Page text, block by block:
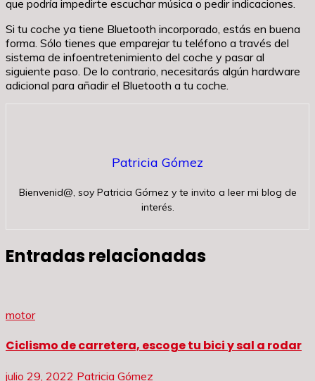
que podría impedirte escuchar música o pedir indicaciones.
Si tu coche ya tiene Bluetooth incorporado, estás en buena
forma. Sólo tienes que emparejar tu teléfono a través del
sistema de infoentretenimiento del coche y pasar al
siguiente paso. De lo contrario, necesitarás algún hardware
adicional para añadir el Bluetooth a tu coche.
Patricia Gómez
Bienvenid@, soy Patricia Gómez y te invito a leer mi blog de
interés.
Entradas relacionadas
motor
Ciclismo de carretera, escoge tu bici y sal a rodar
julio 29, 2022 Patricia Gómez